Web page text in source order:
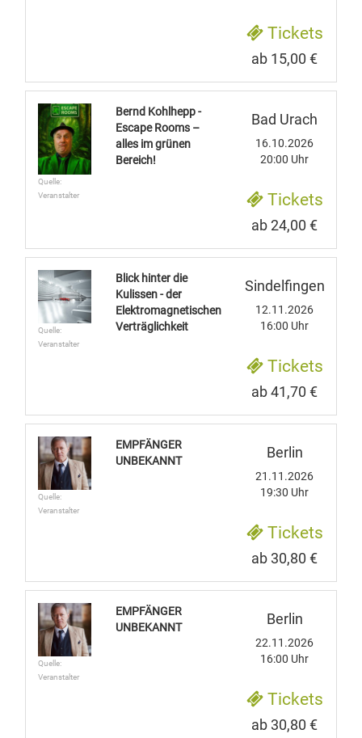
Tickets
ab 15,00 €
Quelle:
Veranstalter
Bernd Kohlhepp -
Escape Rooms –
alles im grünen
Bereich!
Bad Urach
16.10.2026
20:00 Uhr
Tickets
ab 24,00 €
Quelle:
Veranstalter
Blick hinter die
Kulissen - der
Elektromagnetischen
Verträglichkeit
Sindelfingen
12.11.2026
16:00 Uhr
Tickets
ab 41,70 €
Quelle:
Veranstalter
EMPFÄNGER
UNBEKANNT
Berlin
21.11.2026
19:30 Uhr
Tickets
ab 30,80 €
Quelle:
Veranstalter
EMPFÄNGER
UNBEKANNT
Berlin
22.11.2026
16:00 Uhr
Tickets
ab 30,80 €